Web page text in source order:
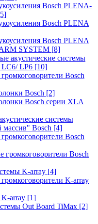
Bosch PLENA-
Bosch PLENA
Bosch PLENA
SYSTEM [8]
акустические системы
LP6 [10]
Bosch
Bosch [2]
Bosch серии XLA
системы
Bosch [4]
Bosch
громкоговорители Bosch
K-array [4]
K-array
array [1]
Out Board TiMax [2]